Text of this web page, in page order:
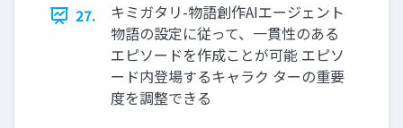
27.
キミガタリ-物語創作AIエージェント
物語の設定に従って、一貫性のある
エピソードを作成ことが可能 エピソ
ード内登場するキャラク ターの重要
度を調整できる